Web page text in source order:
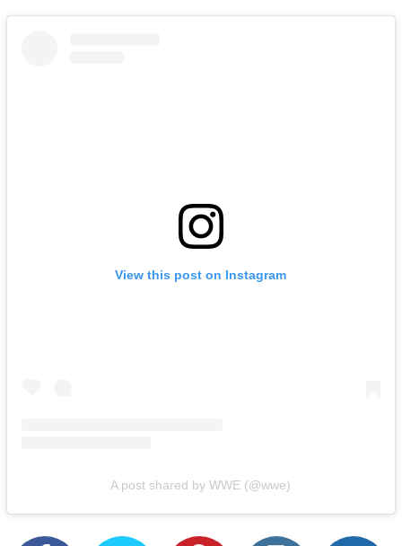
View this post on Instagram
A post shared by WWE (@wwe)